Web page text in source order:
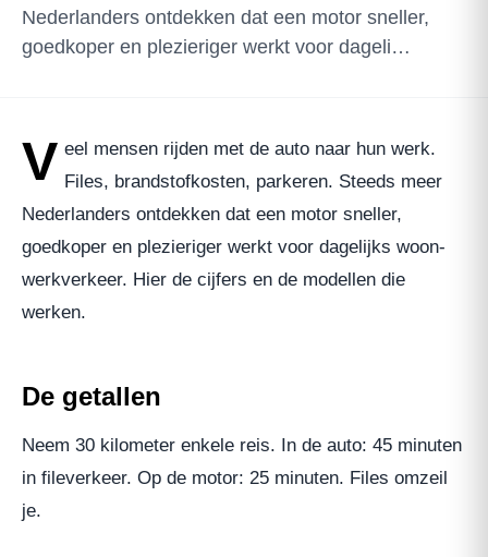
Nederlanders ontdekken dat een motor sneller,
goedkoper en plezieriger werkt voor dageli…
V eel mensen rijden met de auto naar hun werk.
Files, brandstofkosten, parkeren. Steeds meer
Nederlanders ontdekken dat een motor sneller,
goedkoper en plezieriger werkt voor dagelijks woon-
werkverkeer. Hier de cijfers en de modellen die
werken.
De getallen
Neem 30 kilometer enkele reis. In de auto: 45 minuten
in fileverkeer. Op de motor: 25 minuten. Files omzeil
je.